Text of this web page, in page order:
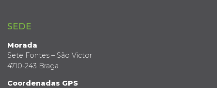
SEDE
Morada
Sete Fontes – São Victor
4710-243 Braga
Coordenadas GPS